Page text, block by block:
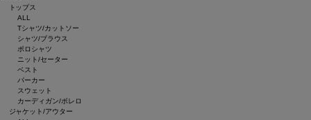
トップス
ALL
Tシャツ/カットソー
シャツ/ブラウス
ポロシャツ
ニット/セーター
ベスト
パーカー
スウェット
カーディガン/ボレロ
ジャケット/アウター